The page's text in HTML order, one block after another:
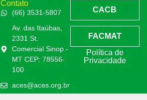
Contato
(66) 3531-5807
Av. das Itaúbas,
2331 St.
Comercial Sinop -
MT CEP: 78556-
100
aces@aces.org.br
CACB
FACMAT
Política de
Privacidade